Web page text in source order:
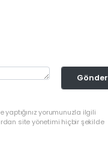
Gönder
yorumunuzla ilgili
site yönetimi hiçbir şekilde